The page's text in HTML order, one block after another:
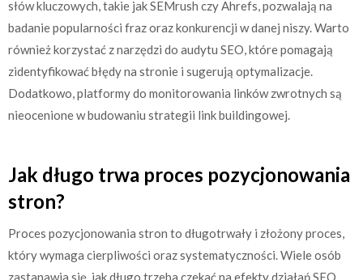
słów kluczowych, takie jak SEMrush czy Ahrefs, pozwalają na
badanie popularności fraz oraz konkurencji w danej niszy. Warto
również korzystać z narzędzi do audytu SEO, które pomagają
zidentyfikować błędy na stronie i sugerują optymalizacje.
Dodatkowo, platformy do monitorowania linków zwrotnych są
nieocenione w budowaniu strategii link buildingowej.
Jak długo trwa proces pozycjonowania
stron?
Proces pozycjonowania stron to długotrwały i złożony proces,
który wymaga cierpliwości oraz systematyczności. Wiele osób
zastanawia się, jak długo trzeba czekać na efekty działań SEO.